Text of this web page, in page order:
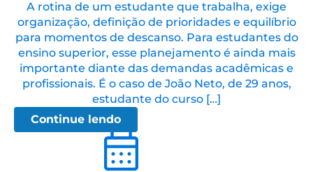
A rotina de um estudante que trabalha, exige
organização, definição de prioridades e equilíbrio
para momentos de descanso. Para estudantes do
ensino superior, esse planejamento é ainda mais
importante diante das demandas acadêmicas e
profissionais. É o caso de João Neto, de 29 anos,
estudante do curso […]
Continue lendo